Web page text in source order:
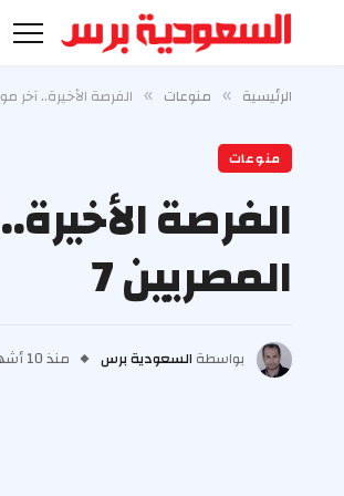
الرئيسية » منوعات » الفرصة الأخيرة..
منوعات
الفرصة
المصريين 7
بواسطة السعودية برس منذ 10 أشهر